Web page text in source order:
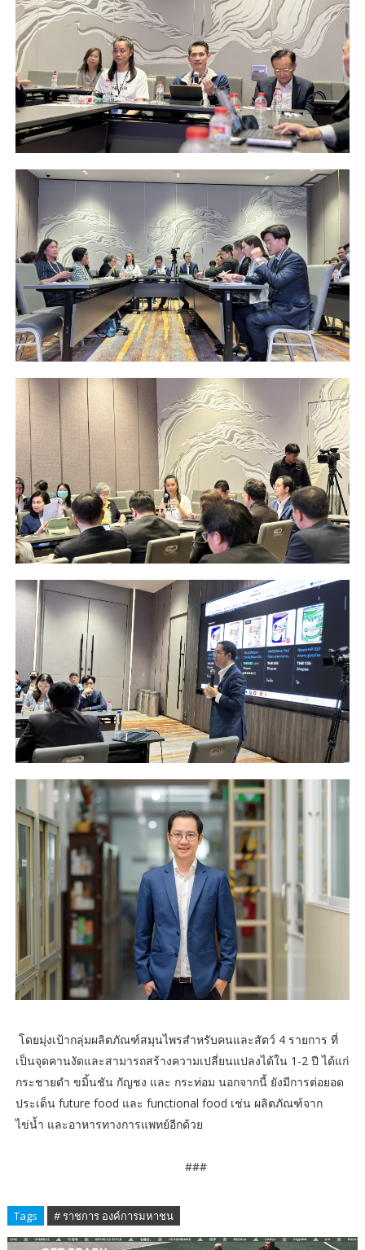
โดยมุ่งเป้ากลุ่มผลิตภัณฑ์สมุนไพรสำหรับคนและสัตว์ 4 รายการ ที่
เป็นจุดคานงัดและสามารถสร้างความเปลี่ยนแปลงได้ใน 1-2 ปี ได้แก่
กระชายดำ ขมิ้นชัน กัญชง และ กระท่อม นอกจากนี้ ยังมีการต่อยอด
ประเด็น future food และ functional food เช่น ผลิตภัณฑ์จาก
ไข่น้ำ และอาหารทางการแพทย์อีกด้วย
###
Tags # ราชการ องค์การมหาชน